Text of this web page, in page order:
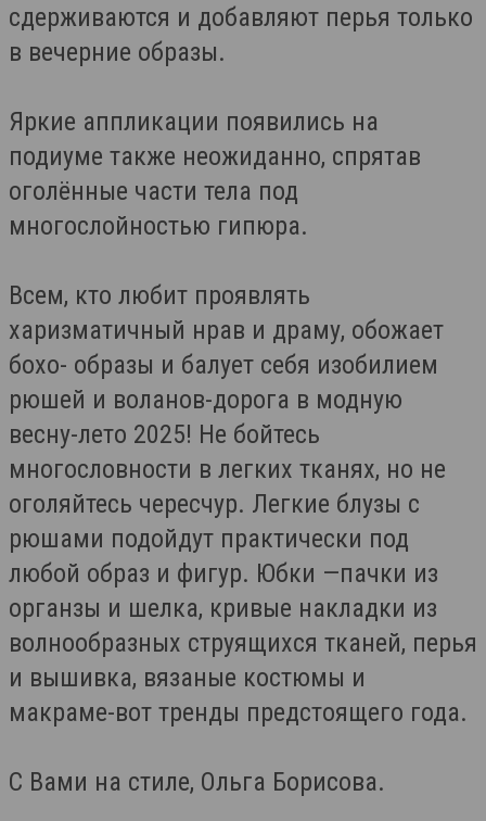
сдерживаются и добавляют перья только
в вечерние образы.
Яркие аппликации появились на
подиуме также неожиданно, спрятав
оголённые части тела под
многослойностью гипюра.
Всем, кто любит проявлять
харизматичный нрав и драму, обожает
бохо- образы и балует себя изобилием
рюшей и воланов-дорога в модную
весну-лето 2025! Не бойтесь
многословности в легких тканях, но не
оголяйтесь чересчур. Легкие блузы с
рюшами подойдут практически под
любой образ и фигур. Юбки —пачки из
органзы и шелка, кривые накладки из
волнообразных струящихся тканей, перья
и вышивка, вязаные костюмы и
макраме-вот тренды предстоящего года.
С Вами на стиле, Ольга Борисова.